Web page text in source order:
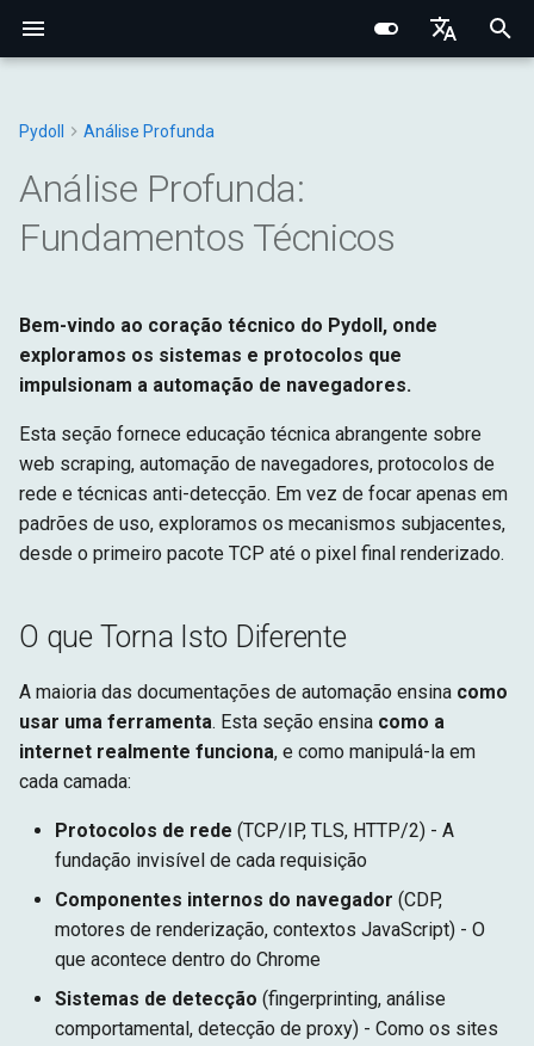
n
t
l
i
z
i
g
e
a
r
Pesquisa de Elementos
Automação
Controle de Teclado
Operações com Arquivos
IFrames
Capturas e PDF
Rede
Interceptação de
Gravação de Rede HAR
Gerenciamento do
Navegador
Contextos do Navegador
Configuração
Preferências do
Sistema de Eventos
Decorator Retry
Camada de Conexão
Iframes & Contexts
Domínio da Aba
Mixin FindElements
Arquitetura de Eventos
Arquitetura de Requisições
do Navegador
Arquitetura Shadow DOM
Proxies HTTP/HTTPS
Detecção de Proxy
Construindo Servidores Proxy
Legal & Ética
Fingerprinting do Navegador
Técnicas de Evasão
Edge
Aba
Requisições
Gerenciadores
Elementos Shadow Root
Gerenciadores
Comandos
DOM
Rede
Página
Tempo de Execução
Armazenamento
Alvo
Fetch
Protocolo
Navegador
Fetch
Entrada
Rede
Página
Tempo de Execução
Armazenamento
Alvo
Núcleo
Exceções
Pydoll Análise Profunda
Análise Profunda:
Fundamentos Técnicos
Bem-vindo ao coração técnico do Pydoll, onde
exploramos os sistemas e protocolos que
impulsionam a automação de navegadores.
Esta seção fornece educação técnica abrangente sobre
web scraping, automação de navegadores, protocolos de
rede e técnicas anti-detecção. Em vez de focar apenas em
padrões de uso, exploramos os mecanismos subjacentes,
desde o primeiro pacote TCP até o pixel final renderizado.
O que Torna Isto Diferente
A maioria das documentações de automação ensina como
usar uma ferramenta. Esta seção ensina como a
internet realmente funciona, e como manipulá-la em
cada camada:
Protocolos de rede (TCP/IP, TLS, HTTP/2) - A
fundação invisível de cada requisição
Componentes internos do navegador (CDP,
motores de renderização, contextos JavaScript) - O
que acontece dentro do Chrome
Sistemas de detecção (fingerprinting, análise
comportamental, detecção de proxy) - Como os sites